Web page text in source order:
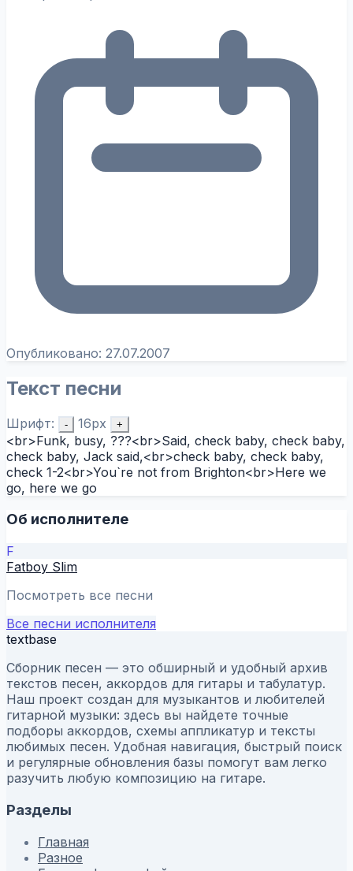
Опубликовано: 27.07.2007
Текст песни
Шрифт: - 16px +
<br>Funk, busy, ???<br>Said, check baby, check baby,
check baby, Jack said,<br>check baby, check baby,
check 1-2<br>You`re not from Brighton<br>Here we
go, here we go
Об исполнителе
F
Fatboy Slim
Посмотреть все песни
Все песни исполнителя
textbase
Сборник песен — это обширный и удобный архив
текстов песен, аккордов для гитары и табулатур.
Наш проект создан для музыкантов и любителей
гитарной музыки: здесь вы найдете точные
подборы аккордов, схемы аппликатур и тексты
любимых песен. Удобная навигация, быстрый поиск
и регулярные обновления базы помогут вам легко
разучить любую композицию на гитаре.
Разделы
Главная
Разное